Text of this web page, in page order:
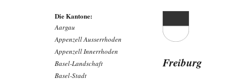
Die Kantone:
Aargau
Appenzell Ausserrhoden
Appenzell Innerrhoden
Basel-Landschaft
Basel-Stadt
Freiburg